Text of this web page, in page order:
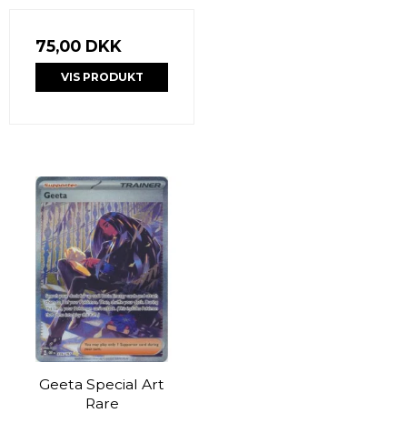
75,00 DKK
VIS PRODUKT
Geeta Special Art
Rare